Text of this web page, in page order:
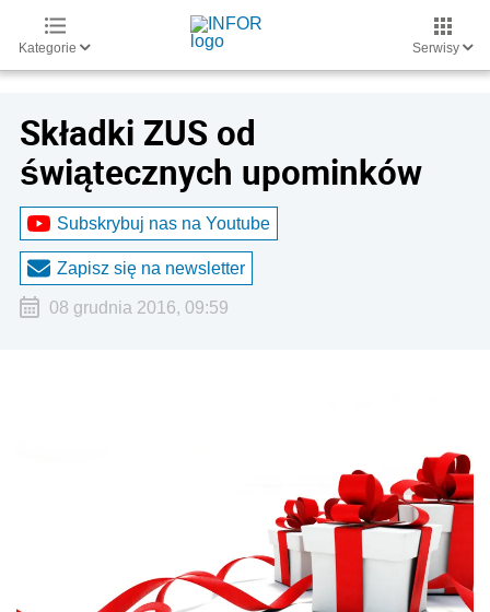
Kategorie Serwisy
Składki ZUS od
świątecznych upominków
Subskrybuj nas na Youtube
Zapisz się na newsletter
08 grudnia 2016, 09:59